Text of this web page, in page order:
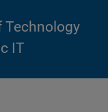
Technology
IT